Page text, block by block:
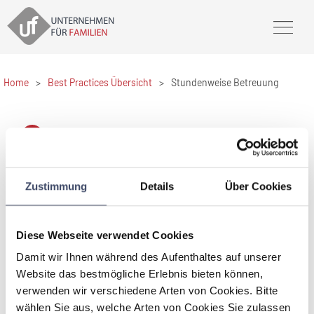
Zustimmung Details Über Cookies
Diese Webseite verwendet Cookies
Damit wir Ihnen während des Aufenthaltes auf unserer
Website das bestmögliche Erlebnis bieten können,
verwenden wir verschiedene Arten von Cookies. Bitte
wählen Sie aus, welche Arten von Cookies Sie zulassen
Home > Best Practices Übersicht > Stundenweise Betreuung
Alpen-Adria-Universität Klagenfurt
Die Alpen-Adria-Universität Klagenfurt bietet eine
Alter von 8 Wochen (!) - 12 Jahren an. Die
Betreuungszeiten der Eltern angepasst und auf einen
Ganzjahresbetrieb umgestellt.